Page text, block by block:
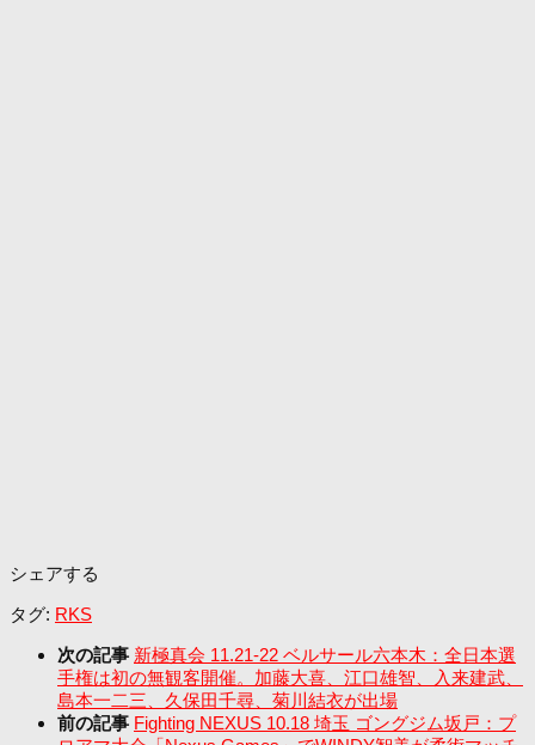
シェアする
タグ: RKS
次の記事 新極真会 11.21-22 ベルサール六本木：全日本選
手権は初の無観客開催。加藤大喜、江口雄智、入来建武、
島本一二三、久保田千尋、菊川結衣が出場
前の記事 Fighting NEXUS 10.18 埼玉 ゴングジム坂戸：プ